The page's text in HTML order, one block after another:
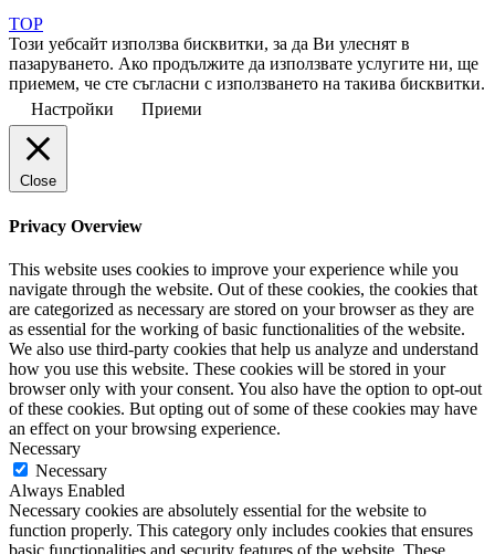
TOP
Този уебсайт използва бисквитки, за да Ви улеснят в
пазаруването. Ако продължите да използвате услугите ни, ще
приемем, че сте съгласни с използването на такива бисквитки.
Настройки
Приеми
Close
Privacy Overview
This website uses cookies to improve your experience while you
navigate through the website. Out of these cookies, the cookies that
are categorized as necessary are stored on your browser as they are
as essential for the working of basic functionalities of the website.
We also use third-party cookies that help us analyze and understand
how you use this website. These cookies will be stored in your
browser only with your consent. You also have the option to opt-out
of these cookies. But opting out of some of these cookies may have
an effect on your browsing experience.
Necessary
Necessary
Always Enabled
Necessary cookies are absolutely essential for the website to
function properly. This category only includes cookies that ensures
basic functionalities and security features of the website. These